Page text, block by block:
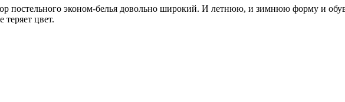
постельного эконом-белья довольно широкий. И летнюю, и зимнюю форму и
цвет.